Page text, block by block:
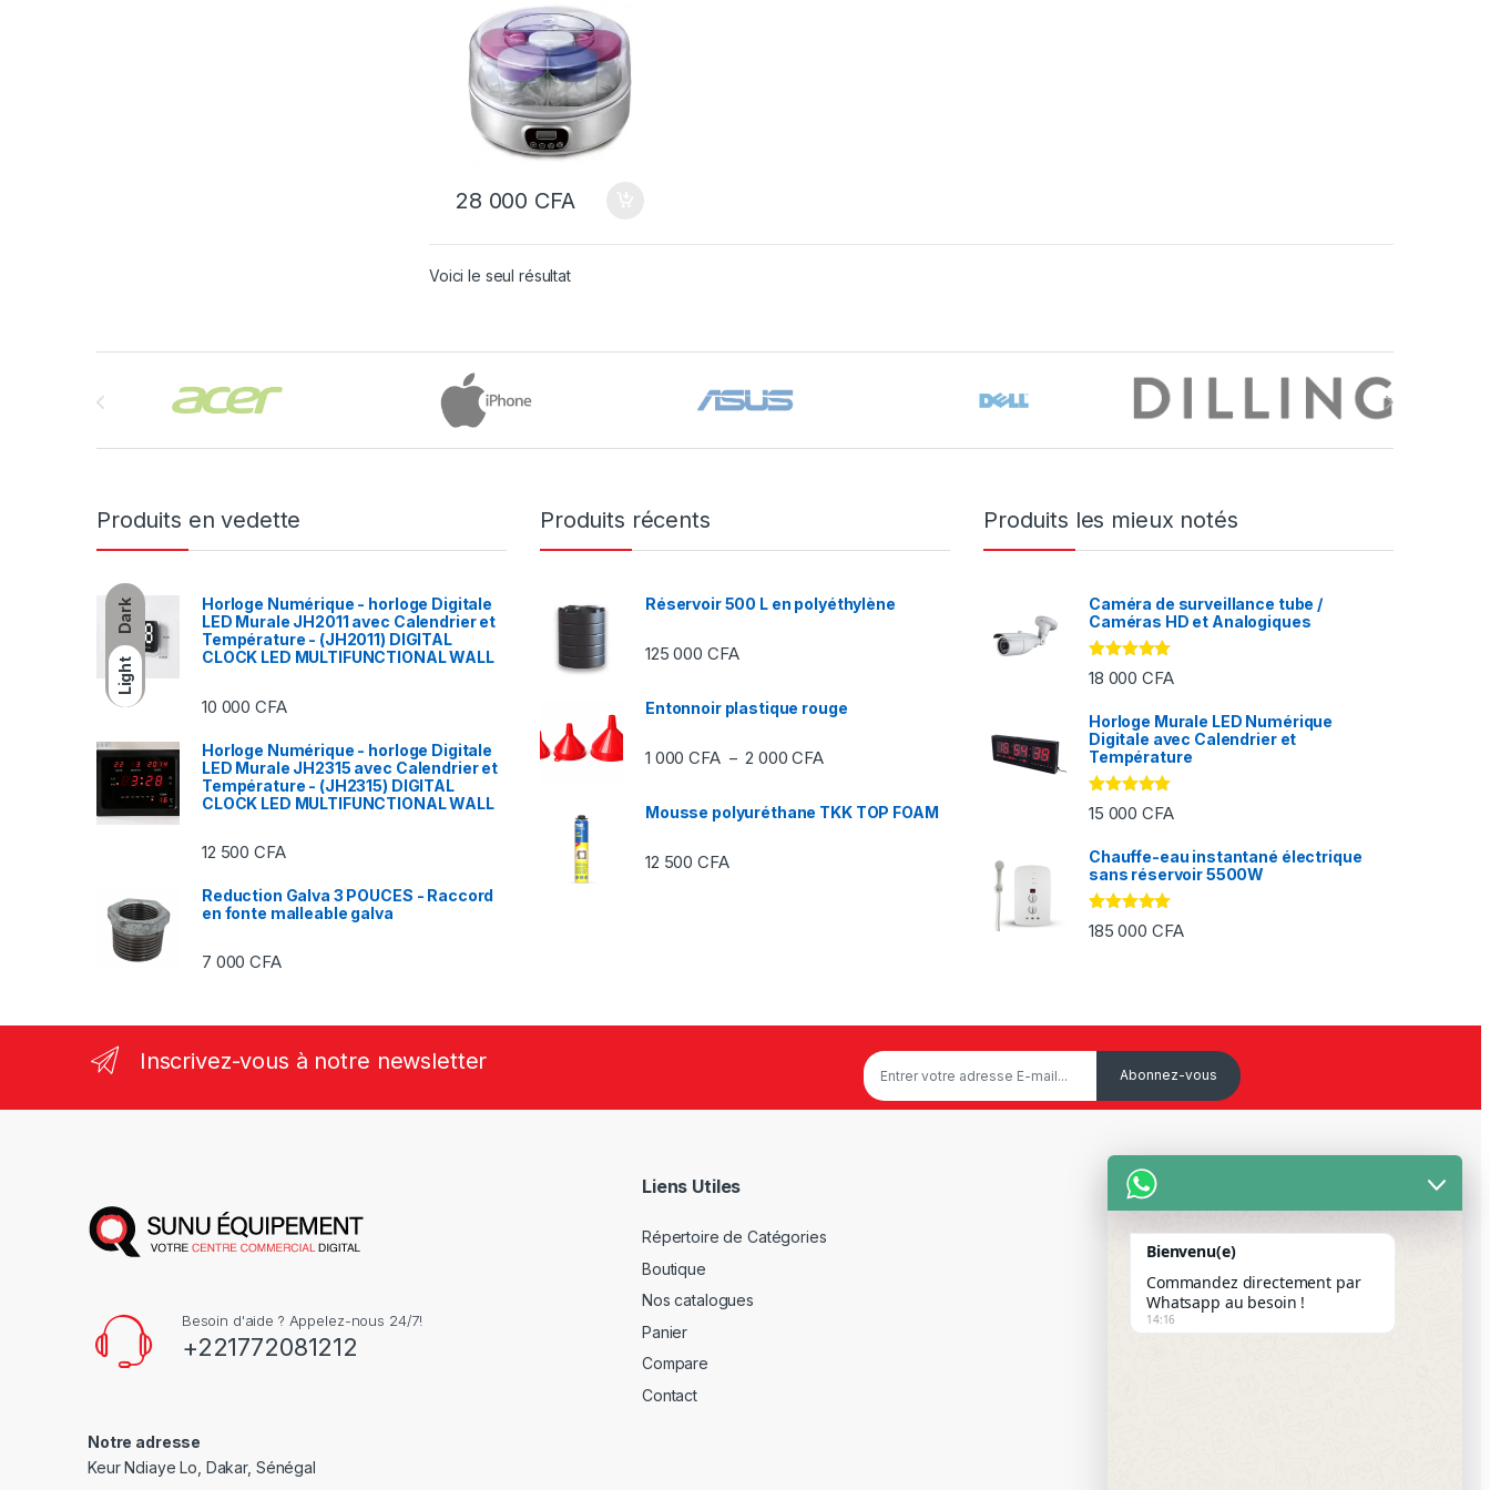
Dark
Light
28 000 CFA
Voici le seul résultat
Produits en vedette
Horloge Numérique - horloge Digitale
LED Murale JH2011 avec Calendrier et
Température - (JH2011) DIGITAL
CLOCK LED MULTIFUNCTIONAL WALL
10 000CFA
Horloge Numérique - horloge Digitale
LED Murale JH2315 avec Calendrier et
Température - (JH2315) DIGITAL
CLOCK LED MULTIFUNCTIONAL WALL
12 500CFA
Reduction Galva 3 POUCES - Raccord
en fonte malleable galva
7 000CFA
Produits récents
Réservoir 500 L en polyéthylène
125 000 CFA
Entonnoir plastique rouge
1 000CFA – 2 000CFAPlage de prix : 1 000 CFA à 2 000 CFA
Mousse polyuréthane TKK TOP FOAM
12 500CFA
Produits les mieux notés
Caméra de surveillance tube /
Caméras HD et Analogiques
Note5.00
sur 5
18 000CFA
Horloge Murale LED Numérique
Digitale avec Calendrier et
Température
Note5.00
sur 5
15 000CFA
Chauffe-eau instantané électrique
sans réservoir 5500W
Note5.00
sur 5
185 000 CFA
Inscrivez-vous à notre newsletter
Besoin d'aide ? Appelez-nous 24/7!
+221772081212
Notre adresse
Keur Ndiaye Lo, Dakar, Sénégal
Liens Utiles
Répertoire de Catégories
Boutique
Nos catalogues
Panier
Compare
Contact
Service Client
Mon Compte
Paiement Par Wave & Orange
Money
Bienvenu(e)
Commandez directement par
Whatsapp au besoin !
14:16